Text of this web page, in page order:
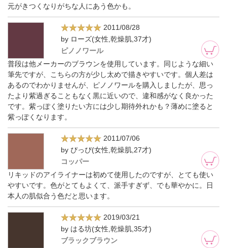
元がきつくなりがちな人にあう色かも。
2011/08/28
by ローズ(女性,乾燥肌,37才)
ピノノワール
普段は他メーカーのブラウンを使用しています。同じような細い
筆先ですが、こちらの方が少し太めで描きやすいです。個人差は
あるのでわかりませんが、ピノノワールを購入しましたが、思っ
たより紫過ぎることもなく黒に近いので、違和感がなく良かった
です。紫っぽく塗りたい方には少し期待外れかも？薄めに塗ると
紫っぽくなります。
2011/07/06
by ぴっぴ(女性,乾燥肌,27才)
コッパー
リキッドのアイライナーは初めて使用したのですが、とても使い
やすいです。色がとてもよくて、派手すぎず、でも華やかに。日
本人の肌似合う色だと思います。
2019/03/21
by はる坊(女性,乾燥肌,35才)
ブラックブラウン